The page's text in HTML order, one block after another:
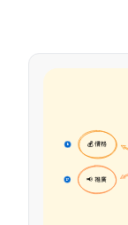
💰 價格
16
📢 推廣
17